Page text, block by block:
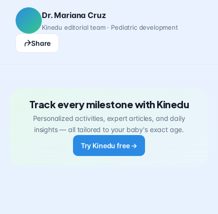
Dr. Mariana Cruz
Kinedu editorial team · Pediatric development
Share
Track every milestone with Kinedu
Personalized activities, expert articles, and daily
insights — all tailored to your baby's exact age.
Try Kinedu free →